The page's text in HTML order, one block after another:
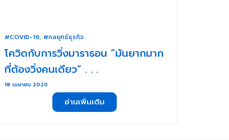
#COVID-19, #กลยุทธ์ธุรกิจ
โควิดกับการวิ่งมาราธอน “มันยากมาก
ที่ต้องวิ่งคนเดียว” . . .
18 เมษายน 2020
อ่านเพิ่มเติม